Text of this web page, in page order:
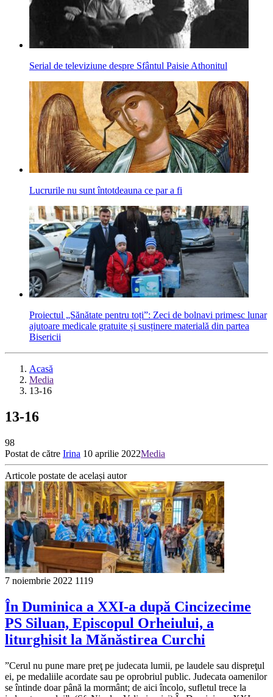
Serial de televiziune despre Sfântul Paisie Athonitul
Lucrurile nu sunt întotdeauna ce par a fi
Proiectul „Sănătate pentru toți”: Zeci de bolnavi primesc lunar
ajutoare medicale gratuite și susținere materială din partea
Bisericii
Acasă
Media
13-16
13-16
98
Postat de către Irina 10 aprilie 2022Media
Articole postate de același autor
7 noiembrie 2022 1119
În Duminica a XXI-a după Cincizecime
PS Siluan, Episcopul Orheiului, a
liturghisit la Mănăstirea Curchi
”Cerul nu pune mare preţ pe judecata lumii, pe laudele sau dispreţul
ei, pe medaliile acordate sau pe oprobriul public. Judecata oamenilor
se întinde doar până la mormânt; de aici încolo, sufletul trece la